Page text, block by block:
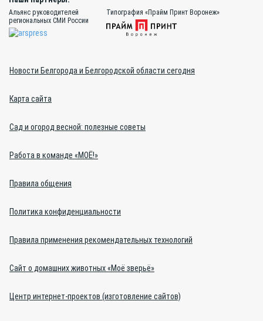
Альянс руководителей
региональных СМИ России
Типография «Прайм Принт Воронеж»
Новости Белгорода и Белгородской области сегодня
Карта сайта
Сад и огород весной: полезные советы
Работа в команде «МОЁ!»
Правила общения
Политика конфиденциальности
Правила применения рекомендательных технологий
Сайт о домашних животных «Моё зверьё»
Центр интернет-проектов (изготовление сайтов)